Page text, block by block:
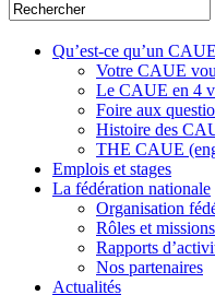
Qu’est-ce qu’un
Votre CAUE
Le CAUE en 4
Foire aux
Histoire des
THE CAUE
Emplois et stages
La fédération nationale
Organisation
Rôles et missions
Rapports
Nos partenaires
Actualités